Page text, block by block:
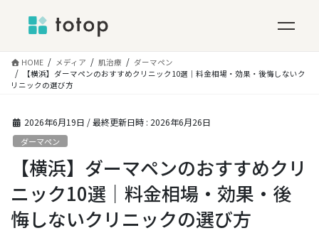
HOME メディア 肌治療
ダーマペン
【横浜】ダーマペンのおすすめクリニック10選｜料金相場・効果・後悔しないク
リニックの選び方
2026年6月19日 / 最終更新日時 : 2026年6月26日
ダーマペン
【横浜】ダーマペンのおすすめクリ
ニック10選｜料金相場・効果・後
悔しないクリニックの選び方